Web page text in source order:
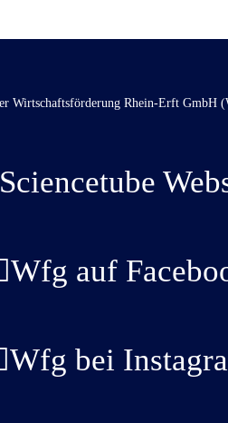
Sciencetube
Wfg auf
Wfg bei